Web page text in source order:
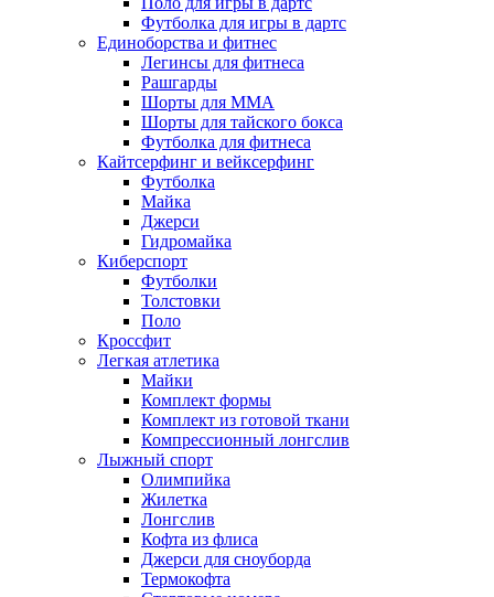
Футболка для игры в дартс
Единоборства и фитнес
Легинсы для фитнеса
Рашгарды
Шорты для MMA
Шорты для тайского бокса
Футболка для фитнеса
Кайтсерфинг и вейксерфинг
Футболка
Майка
Джерси
Гидромайка
Киберспорт
Футболки
Толстовки
Поло
Кроссфит
Легкая атлетика
Майки
Комплект формы
Комплект из готовой ткани
Компрессионный лонгслив
Лыжный спорт
Олимпийка
Жилетка
Лонгслив
Кофта из флиса
Джерси для сноуборда
Термокофта